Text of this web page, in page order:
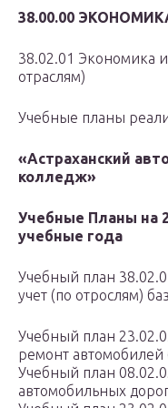
38.00.00
38.02.01 Экономика и
отраслям)
Учебные планы
«Астраханский
колледж»
Учебные Планы на
учебные года
Учебный план
учет (по отрослям)
Учебный план
ремонт
Учебный план
автомобильных